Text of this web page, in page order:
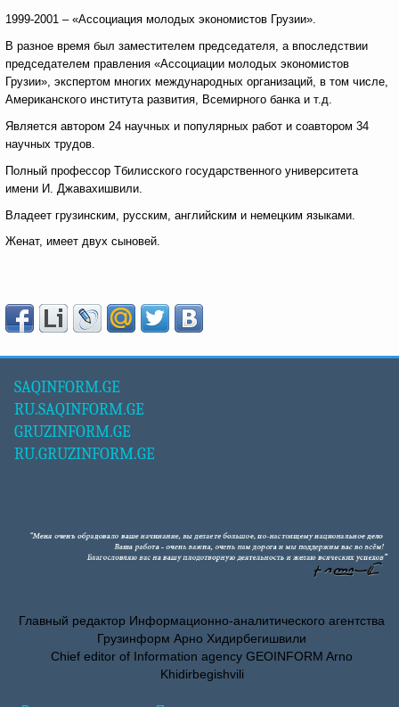
1999-2001 – «Ассоциация молодых экономистов Грузии».
В разное время был заместителем председателя, а впоследствии
председателем правления «Ассоциации молодых экономистов
Грузии», экспертом многих международных организаций, в том числе,
Американского института развития, Всемирного банка и т.д.
Является автором 24 научных и популярных работ и соавтором 34
научных трудов.
Полный профессор Тбилисского государственного университета
имени И. Джавахишвили.
Владеет грузинским, русским, английским и немецким языками.
Женат, имеет двух сыновей.
SAQINFORM.GE
RU.SAQINFORM.GE
GRUZINFORM.GE
RU.GRUZINFORM.GE
Главный редактор Информационно-аналитического агентства
Грузинформ Арно Хидирбегишвили
Chief editor of Information agency GEOINFORM Arno
Khidirbegishvili